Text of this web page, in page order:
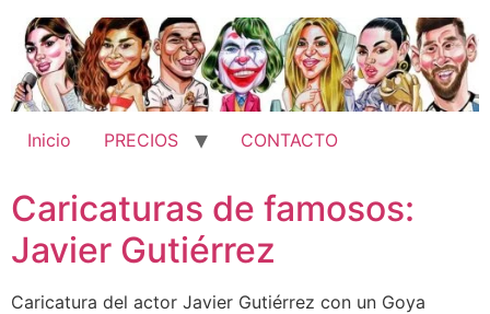
contenido
Inicio PRECIOS CONTACTO
Caricaturas de famosos:
Javier Gutiérrez
Caricatura del actor Javier Gutiérrez con un Goya